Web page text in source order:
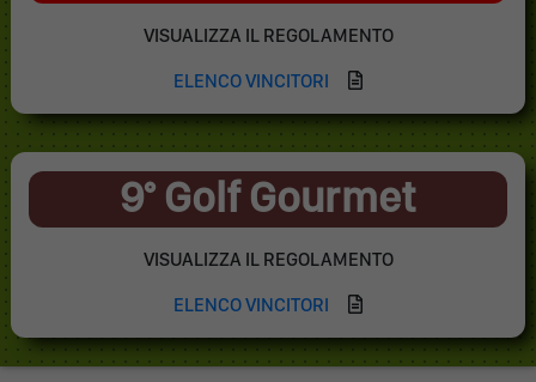
VISUALIZZA IL REGOLAMENTO
ELENCO VINCITORI
9° Golf Gourmet
VISUALIZZA IL REGOLAMENTO
ELENCO VINCITORI